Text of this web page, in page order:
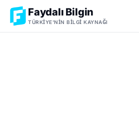
Faydalı Bilgin
TÜRKIYE'NIN BILGI KAYNAĞI